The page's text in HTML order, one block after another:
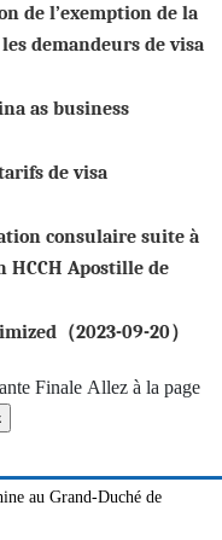
de l’exemption de la
demandeurs de visa
as business
de visa
consulaire suite à
HCCH Apostille de
（2023-09-20）
Finale Allez à la page
au Grand-Duché de